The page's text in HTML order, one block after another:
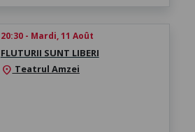
20:30 - Mardi, 11 Août
FLUTURII SUNT LIBERI
location_on Teatrul Amzei